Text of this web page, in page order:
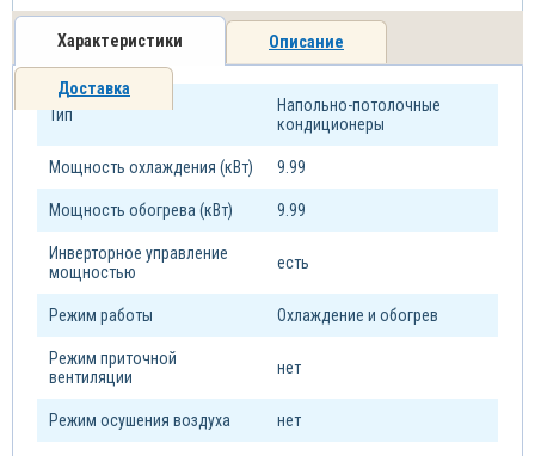
Характеристики Описание
Доставка
Тип
Напольно-потолочные
кондиционеры
Мощность охлаждения (кВт) 9.99
Мощность обогрева (кВт) 9.99
Инверторное управление
мощностью
есть
Режим работы Охлаждение и обогрев
Режим приточной
вентиляции
нет
Режим осушения воздуха нет